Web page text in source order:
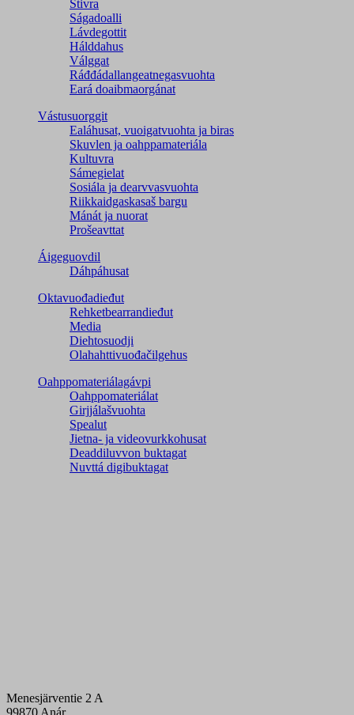
Stivra
Ságadoalli
Lávdegottit
Hálddahus
Válggat
Ráđđádallangeatnegas­vuohta
Eará doaibmaorgánat
Vástusuorggit
Ealáhusat, vuoigatvuohta ja biras
Skuvlen ja oahppamateriála
Kultuvra
Sámegielat
Sosiála ja dearvvasvuohta
Riikkaidgaskasaš bargu
Mánát ja nuorat
Prošeavttat
Áigeguovdil
Dáhpáhusat
Oktavuođadieđut
Rehketbearrandieđut
Media
Diehtosuodji
Olahahttivuođačilgehus
Oahppomateriálagávpi
Oahppomateriálat
Girjjálašvuohta
Spealut
Jietna- ja videovurkkohusat
Deaddiluvvon buktagat
Nuvttá digibuktagat
Menesjärventie 2 A